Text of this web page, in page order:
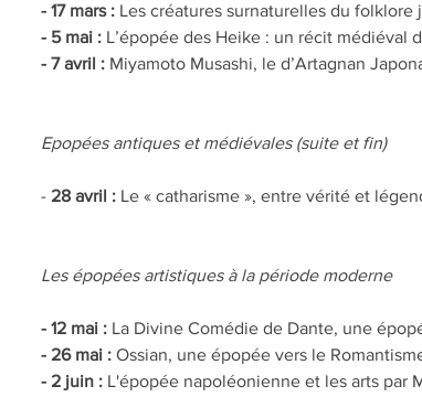
- 17 mars : Les créatures surnaturelles du folklore
- 5 mai : L’épopée des Heike : un récit médiéval
- 7 avril : Miyamoto Musashi, le d’Artagnan
Epopées antiques et médiévales (suite et fin)
- 28 avril : Le « catharisme », entre vérité et
Les épopées artistiques à la période moderne
- 12 mai : La Divine Comédie de Dante, une
- 26 mai : Ossian, une épopée vers le
- 2 juin : L'épopée napoléonienne et les arts par